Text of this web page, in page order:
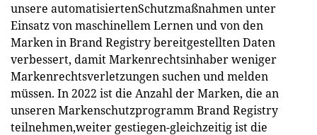
unsere automatisiertenSchutzmaßnahmen unter
Einsatz von maschinellem Lernen und von den
Marken in Brand Registry bereitgestellten Daten
verbessert, damit Markenrechtsinhaber weniger
Markenrechtsverletzungen suchen und melden
müssen. In 2022 ist die Anzahl der Marken, die an
unseren Markenschutzprogramm Brand Registry
teilnehmen,weiter gestiegen-gleichzeitig ist die